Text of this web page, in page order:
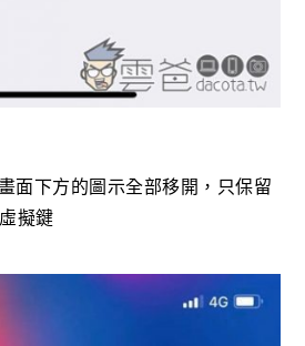
面下方的圖示全部移開，只保留
虛擬鍵